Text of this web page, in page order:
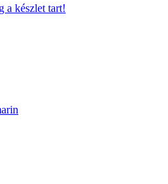
a készlet tart!